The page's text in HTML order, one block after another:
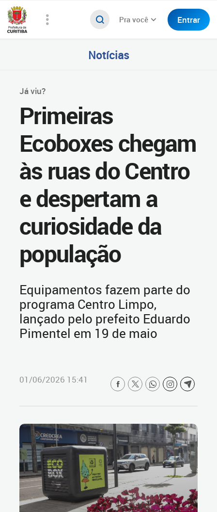
Pra você Entrar
Notícias
Já viu?
Primeiras
Ecoboxes chegam
às ruas do Centro
e despertam a
curiosidade da
população
Equipamentos fazem parte do
programa Centro Limpo,
lançado pelo prefeito Eduardo
Pimentel em 19 de maio
01/06/2026 15:41